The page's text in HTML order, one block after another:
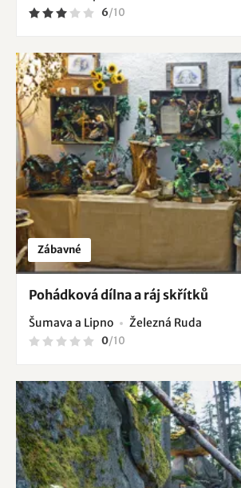
6/10
Zábavné
Pohádková dílna a ráj skřítků
Šumava a Lipno Železná Ruda
0/10